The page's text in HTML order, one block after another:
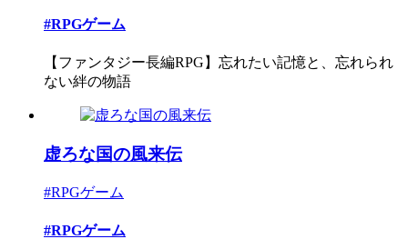
#RPGゲーム
【ファンタジー長編RPG】忘れたい記憶と、忘れられ
ない絆の物語
虚ろな国の風来伝
#RPGゲーム
#RPGゲーム